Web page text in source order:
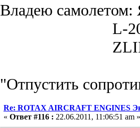
Владею
L-200D
ZLIN 526
"Отпустить
Re: ROTAX AIRCRAFT ENGINES
« Ответ #116 : 22.06.2011, 11:06:51 am »